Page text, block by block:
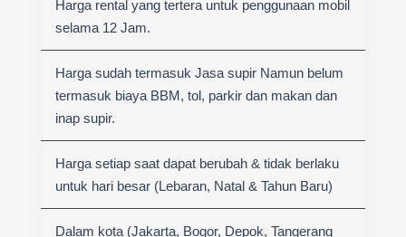
Harga rental yang tertera untuk penggunaan mobil
selama 12 Jam.
Harga sudah termasuk Jasa supir Namun belum
termasuk biaya BBM, tol, parkir dan makan dan
inap supir.
Harga setiap saat dapat berubah & tidak berlaku
untuk hari besar (Lebaran, Natal & Tahun Baru)
Dalam kota (Jakarta, Bogor, Depok, Tangerang